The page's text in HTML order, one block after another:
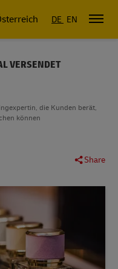
DE EN
VERSENDET
die Kunden berät,
können
Share